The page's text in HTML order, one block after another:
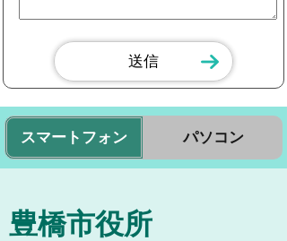
スマートフォン パソコン
豊橋市役所